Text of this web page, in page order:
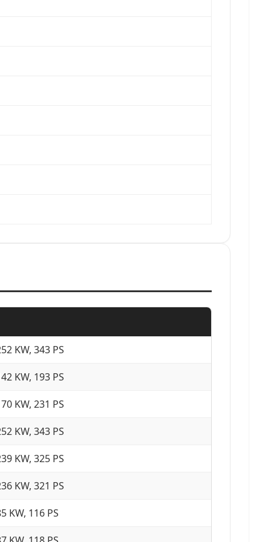
KW, 343 PS
KW, 193 PS
KW, 231 PS
KW, 343 PS
KW, 325 PS
KW, 321 PS
KW, 116 PS